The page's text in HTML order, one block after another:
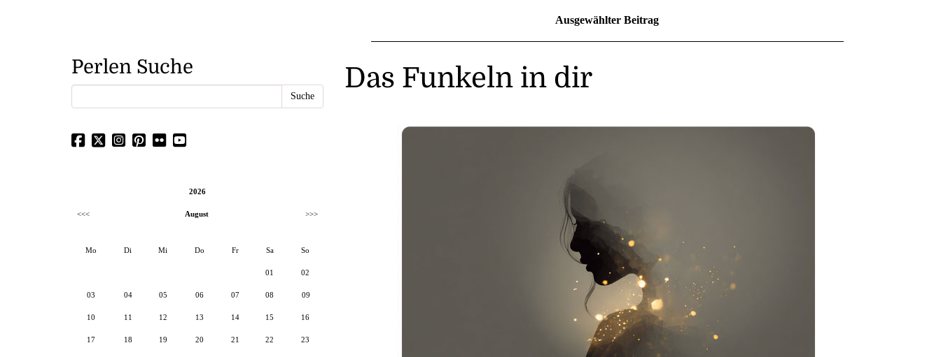
Ausgewählter Beitrag
Das Funkeln in dir
Perlen Suche
2026
<<< August >>>
Mo Di Mi Do Fr Sa So
01 02
03 04 05 06 07 08 09
10 11 12 13 14 15 16
17 18 19 20 21 22 23